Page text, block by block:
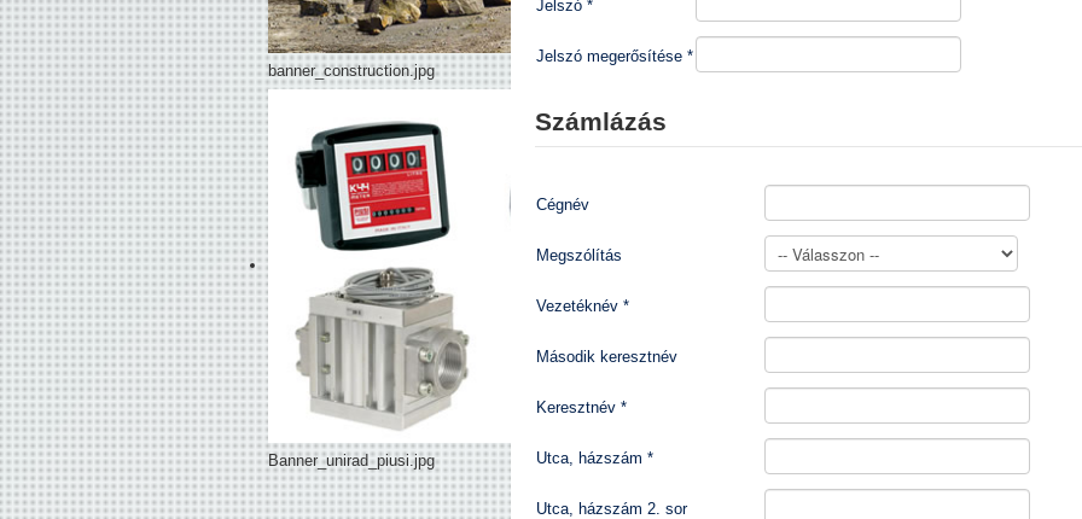
banner_construction.jpg
Banner_unirad_piusi.jpg
Jelszó*
Jelszó megerősítése*
Számlázás
Cégnév
Megszólítás
Vezetéknév*
Második keresztnév
Keresztnév*
Utca, házszám*
Utca, házszám 2. sor